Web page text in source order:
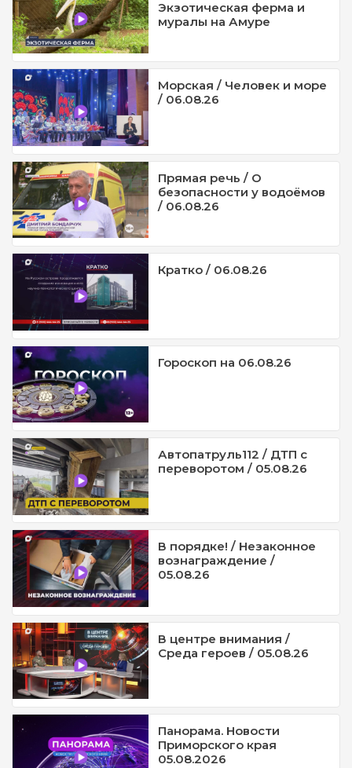
Экзотическая ферма и
муралы на Амуре
Морская / Человек и море
/ 06.08.26
Прямая речь / О
безопасности у водоёмов
/ 06.08.26
Кратко / 06.08.26
Гороскоп на 06.08.26
Автопатруль112 / ДТП с
переворотом / 05.08.26
В порядке! / Незаконное
вознаграждение /
05.08.26
В центре внимания /
Среда героев / 05.08.26
Панорама. Новости
Приморского края
05.08.2026